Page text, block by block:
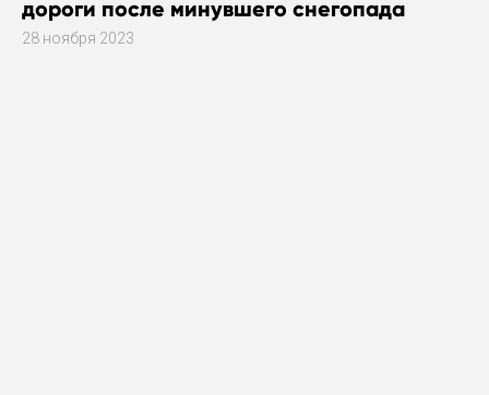
дороги после минувшего снегопада
28 ноября 2023